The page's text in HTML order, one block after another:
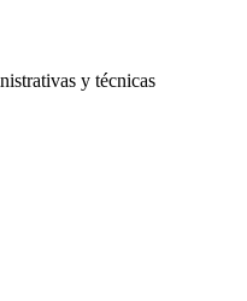
y técnicas